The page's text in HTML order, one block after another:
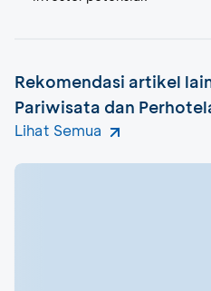
Rekomendasi artikel
Pariwisata dan
Lihat Semua